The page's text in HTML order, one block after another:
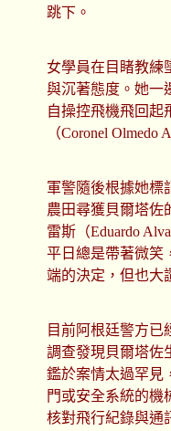
跳下。
女學員在目睹教練
與沉著態度。她一
自操控飛機飛回起
（Coronel Olmedo
軍警隨後根據她標
農田尋獲貝爾塔佐
雷斯（Eduardo
平日總是帶著微笑
端的決定，但也大
目前阿根廷警方已
調查發現貝爾塔佐
鑑於案情太過罕見
門或安全系統的機
核對飛行紀錄與通